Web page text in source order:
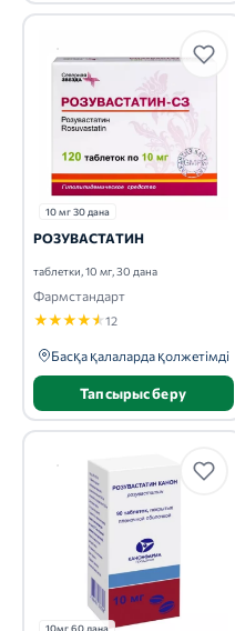
10 мг 30 дана
РОЗУВАСТАТИН
таблетки, 10 мг, 30 дана
Фармстандарт
★★★★★12
Басқа қалаларда қолжетімді
Тапсырыс беру
10мг 60 дана